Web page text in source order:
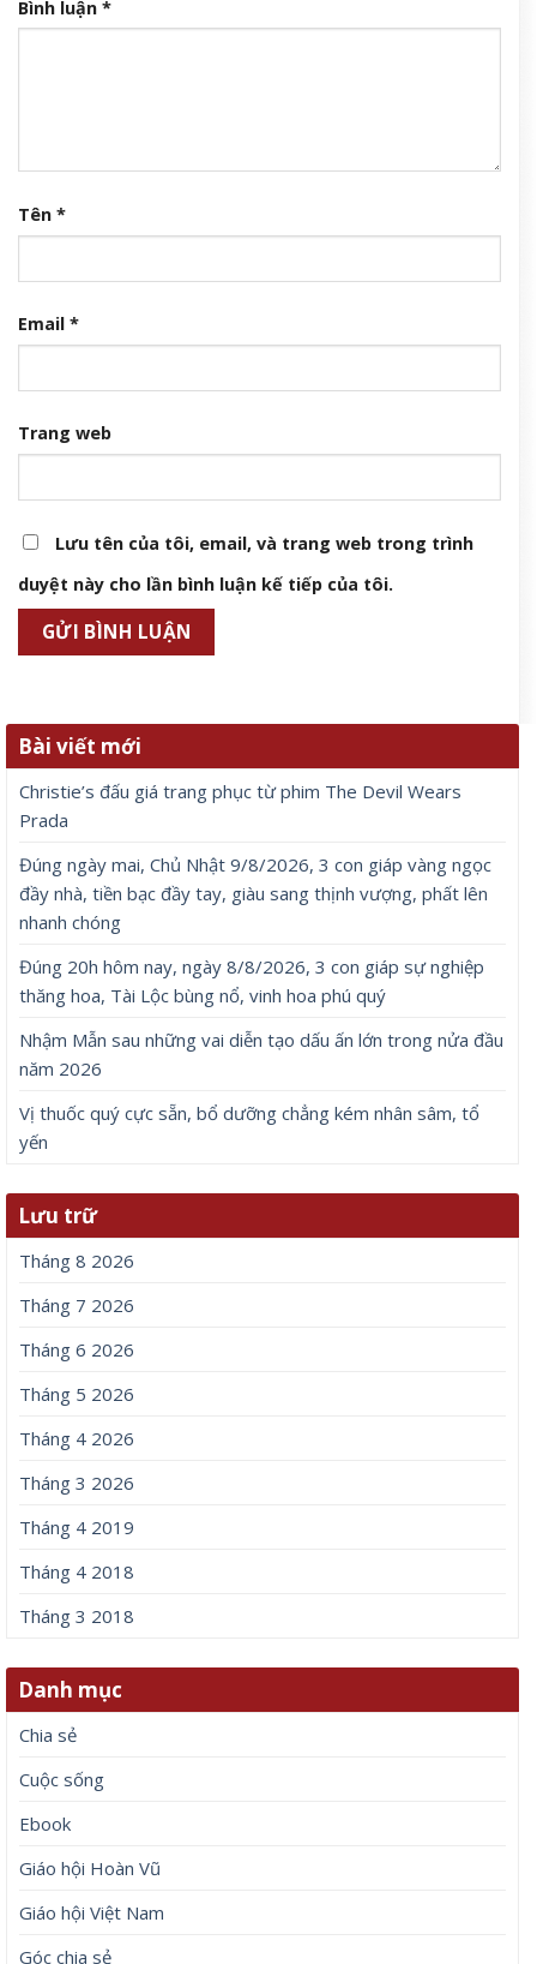
Bình luận *
Tên *
Email *
Trang web
Lưu tên của tôi, email, và trang web trong trình
duyệt này cho lần bình luận kế tiếp của tôi.
Bài viết mới
Christie’s đấu giá trang phục từ phim The Devil Wears
Prada
Đúng ngày mai, Chủ Nhật 9/8/2026, 3 con giáp vàng ngọc
đầy nhà, tiền bạc đầy tay, giàu sang thịnh vượng, phất lên
nhanh chóng
Đúng 20h hôm nay, ngày 8/8/2026, 3 con giáp sự nghiệp
thăng hoa, Tài Lộc bùng nổ, vinh hoa phú quý
Nhậm Mẫn sau những vai diễn tạo dấu ấn lớn trong nửa đầu
năm 2026
Vị thuốc quý cực sẵn, bổ dưỡng chẳng kém nhân sâm, tổ
yến
Lưu trữ
Tháng 8 2026
Tháng 7 2026
Tháng 6 2026
Tháng 5 2026
Tháng 4 2026
Tháng 3 2026
Tháng 4 2019
Tháng 4 2018
Tháng 3 2018
Danh mục
Chia sẻ
Cuộc sống
Ebook
Giáo hội Hoàn Vũ
Giáo hội Việt Nam
Góc chia sẻ